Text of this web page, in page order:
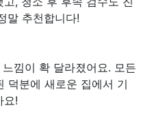
말 추천합니다!
낌이 확 달라졌어요. 모든
덕분에 새로운 집에서 기
요!